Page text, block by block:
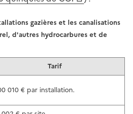
Tarif
010 € par installation.
gazières et les canalisations
d'autres hydrocarbures et de